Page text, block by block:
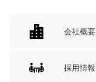
会社概要
採用情報